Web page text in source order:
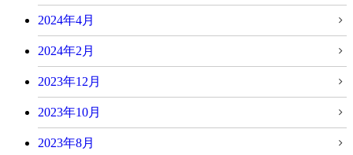
2024年4月
2024年2月
2023年12月
2023年10月
2023年8月